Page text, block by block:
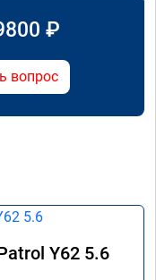
₽
вопрос
Y62 5.6